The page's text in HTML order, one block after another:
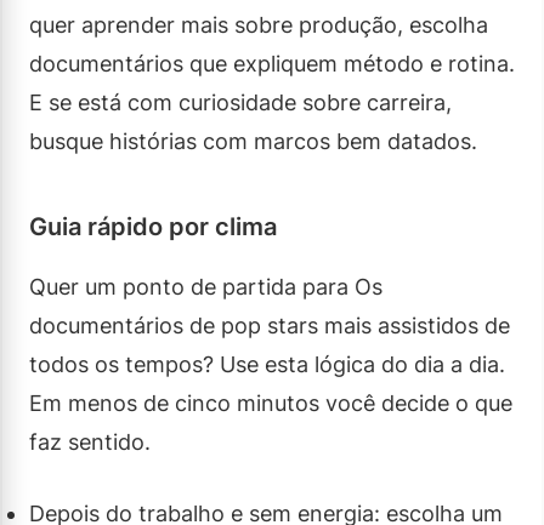
quer aprender mais sobre produção, escolha
documentários que expliquem método e rotina.
E se está com curiosidade sobre carreira,
busque histórias com marcos bem datados.
Guia rápido por clima
Quer um ponto de partida para Os
documentários de pop stars mais assistidos de
todos os tempos? Use esta lógica do dia a dia.
Em menos de cinco minutos você decide o que
faz sentido.
Depois do trabalho e sem energia: escolha um